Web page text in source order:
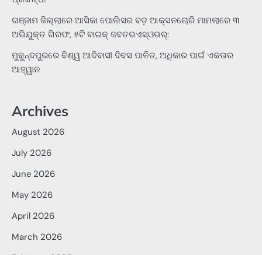
ଗଞ୍ଜାମ ଜିଲ୍ଲାରେ ଆସିକା ପୋଲିସର ବଡ଼ ଆକ୍ସନଚୋରି ମାମଲାରେ ୩
ଅଭିଯୁକ୍ତ ଗିରଫ, ୫ଟି ବାଇକ୍ ଜବତଭଏସ୍‌ଓଭର୍:
ମୁକୁନ୍ଦପୁରରେ ବିଶ୍ୱ ଆଦିବାସୀ ଦିବସ ପାଳିତ, ଅଧିକାର ପାଇଁ ଏକତାର
ଆହ୍ୱାନ
Archives
August 2026
July 2026
June 2026
May 2026
April 2026
March 2026